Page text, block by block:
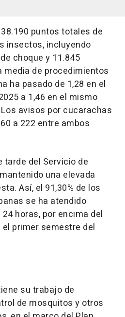
puntos totales de
insectos, incluyendo
choque y 11.845
media de procedimientos
ha pasado de 1,28 en el
a 1,46 en el mismo
avisos por cucarachas
a 222 entre ambos
tarde del Servicio de
una elevada
Así, el 91,30% de los
se ha atendido
horas, por encima del
el primer semestre del
su trabajo de
de mosquitos y otros